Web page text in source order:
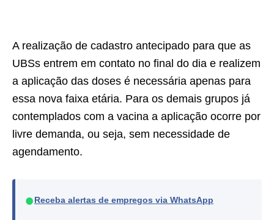
A realização de cadastro antecipado para que as
UBSs entrem em contato no final do dia e realizem
a aplicação das doses é necessária apenas para
essa nova faixa etária. Para os demais grupos já
contemplados com a vacina a aplicação ocorre por
livre demanda, ou seja, sem necessidade de
agendamento.
● Receba alertas de empregos via WhatsApp